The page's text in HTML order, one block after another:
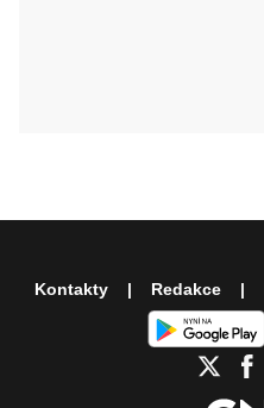
Kontakty Redakce